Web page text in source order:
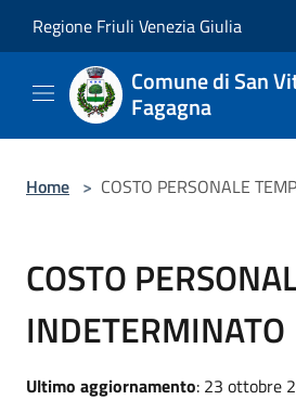
Regione Friuli Venezia Giulia
Comune di San
Fagagna
Home > COSTO PERSONALE
COSTO
INDETERMINATO
Ultimo aggiornamento: 23 ottobre